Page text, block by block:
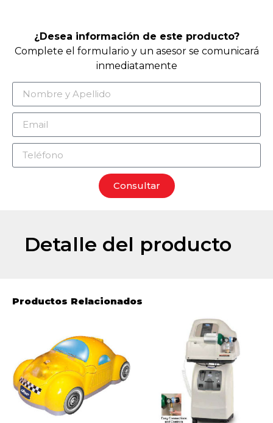
¿Desea información de este producto?
Complete el formulario y un asesor se comunicará
inmediatamente
Consultar
Detalle del producto
Productos Relacionados